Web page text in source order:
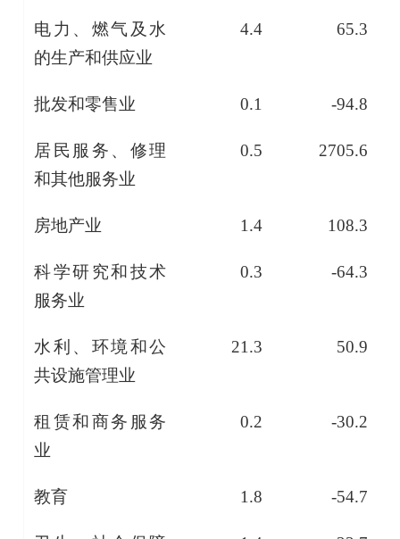
电力、燃气及水
的生产和供应业
4.4 65.3
批发和零售业 0.1 -94.8
居民服务、修理
和其他服务业
0.5 2705.6
房地产业 1.4 108.3
科学研究和技术
服务业
0.3 -64.3
水利、环境和公
共设施管理业
21.3 50.9
租赁和商务服务
业
0.2 -30.2
教育 1.8 -54.7